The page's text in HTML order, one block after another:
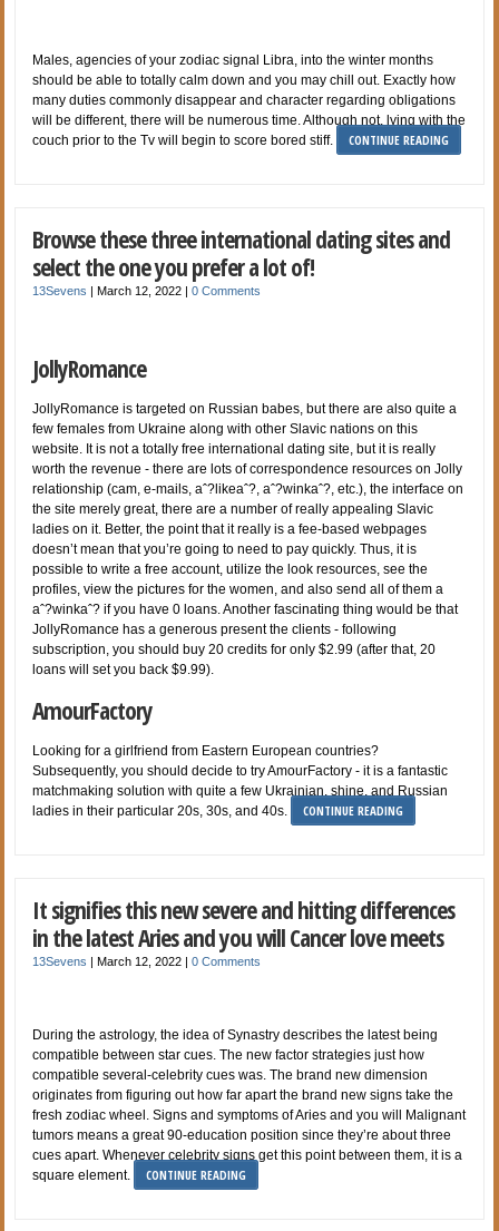
Males, agencies of your zodiac signal Libra, into the winter months
should be able to totally calm down and you may chill out. Exactly how
many duties commonly disappear and character regarding obligations
will be different, there will be numerous time. Although not, lying with the
couch prior to the Tv will begin to score bored stiff.
CONTINUE READING
Browse these three international dating sites and
select the one you prefer a lot of!
13Sevens |March 12, 2022 |0 Comments
JollyRomance
JollyRomance is targeted on Russian babes, but there are also quite a
few females from Ukraine along with other Slavic nations on this
website. It is not a totally free international dating site, but it is really
worth the revenue - there are lots of correspondence resources on Jolly
relationship (cam, e-mails, aˆ?likeaˆ?, aˆ?winkaˆ?, etc.), the interface on
the site merely great, there are a number of really appealing Slavic
ladies on it. Better, the point that it really is a fee-based webpages
doesn’t mean that you’re going to need to pay quickly. Thus, it is
possible to write a free account, utilize the look resources, see the
profiles, view the pictures for the women, and also send all of them a
aˆ?winkaˆ? if you have 0 loans. Another fascinating thing would be that
JollyRomance has a generous present the clients - following
subscription, you should buy 20 credits for only $2.99 (after that, 20
loans will set you back $9.99).
AmourFactory
Looking for a girlfriend from Eastern European countries?
Subsequently, you should decide to try AmourFactory - it is a fantastic
matchmaking solution with quite a few Ukrainian, shine, and Russian
ladies in their particular 20s, 30s, and 40s.
CONTINUE READING
It signifies this new severe and hitting differences
in the latest Aries and you will Cancer love meets
13Sevens |March 12, 2022 |0 Comments
During the astrology, the idea of Synastry describes the latest being
compatible between star cues. The new factor strategies just how
compatible several-celebrity cues was. The brand new dimension
originates from figuring out how far apart the brand new signs take the
fresh zodiac wheel. Signs and symptoms of Aries and you will Malignant
tumors means a great 90-education position since they’re about three
cues apart. Whenever celebrity signs get this point between them, it is a
square element.
CONTINUE READING